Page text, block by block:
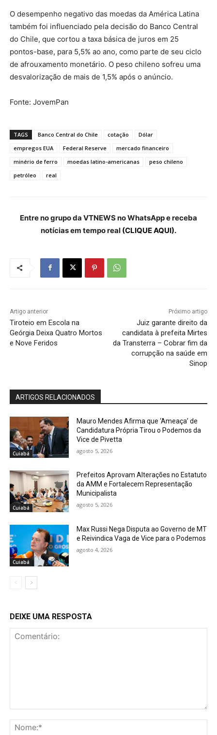
O desempenho negativo das moedas da América Latina
também foi influenciado pela decisão do Banco Central
do Chile, que cortou a taxa básica de juros em 25
pontos-base, para 5,5% ao ano, como parte de seu ciclo
de afrouxamento monetário. O peso chileno sofreu uma
desvalorização de mais de 1,5% após o anúncio.
Fonte: JovemPan
TAGS Banco Central do Chile cotação
Dólar
empregos EUA
Federal Reserve
mercado financeiro
minério de ferro
moedas latino-americanas
peso chileno
petróleo
real
Entre no grupo da VTNEWS no WhatsApp e receba
notícias em tempo real (CLIQUE AQUI).
Artigo anterior
Tiroteio em Escola na
Geórgia Deixa Quatro Mortos
e Nove Feridos
Próximo artigo
Juiz garante direito da
candidata à prefeita Mirtes
da Transterra – Cobrar fim da
corrupção na saúde em
Sinop
ARTIGOS RELACIONADOS
Cuiabá
Mauro Mendes Afirma que ‘Ameaça’ de
Candidatura Própria Tirou o Podemos da
Vice de Pivetta
agosto 5, 2026
Cuiabá
Prefeitos Aprovam Alterações no Estatuto
da AMM e Fortalecem Representação
Municipalista
agosto 5, 2026
Cuiabá
Max Russi Nega Disputa ao Governo de MT
e Reivindica Vaga de Vice para o Podemos
agosto 4, 2026
DEIXE UMA RESPOSTA